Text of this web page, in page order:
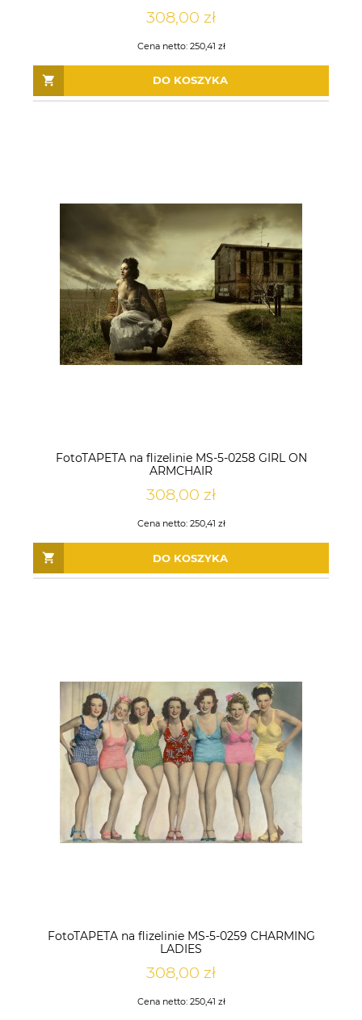
142,50 zł 196,50 zł
DO KOSZYKA
5828-01 EXPROMT Le
Grand DIAMOND
48,00 zł
TAPETA 10474-08 MELANGE /
67,50 zł
308,00 zł
Cena netto: 250,41 zł
DO KOSZYKA
FotoTAPETA na flizelinie MS-5-0258 GIRL ON
ARMCHAIR
308,00 zł
Cena netto: 250,41 zł
DO KOSZYKA
FotoTAPETA na flizelinie MS-5-0259 CHARMING
LADIES
308,00 zł
Cena netto: 250,41 zł